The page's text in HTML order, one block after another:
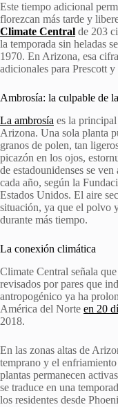
Este tiempo adicional
florezcan más tarde y
Climate Central de 203
la temporada sin heladas
1970. En Arizona, esa
adicionales para Prescott
Ambrosía: la culpable de
La ambrosía es la principal
Arizona. Una sola planta
granos de polen, tan
picazón en los ojos,
de estadounidenses se
cada año, según la
Estados Unidos. El aire
situación, ya que el polvo
durante más tiempo.
La conexión climática
Climate Central señala
revisados por pares que
antropogénico ya ha
América del Norte en 20
2018.
En las zonas altas de
temprano y el
plantas permanecen
se traduce en una
los residentes desde